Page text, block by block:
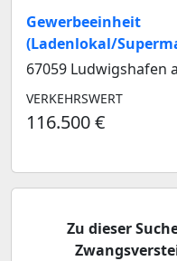
Gewerbeeinheit
(Ladenlokal/
67059 Ludwigshafen
VERKEHRSWERT
116.500 €
Zu dieser